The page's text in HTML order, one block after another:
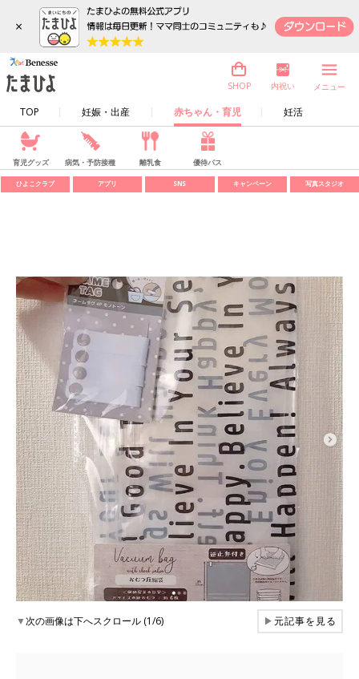
×
TOP 妊娠・出産 赤ちゃん・育児 妊活
SHOP 内祝い メニュー
育児グッズ 病気・予防接種 離乳食 優待パス
ひよこクラブ アプリ SNS キャンペーン 写真スタジオ
▼次の画像は下へスクロール (1/6) ▶元記事を見る